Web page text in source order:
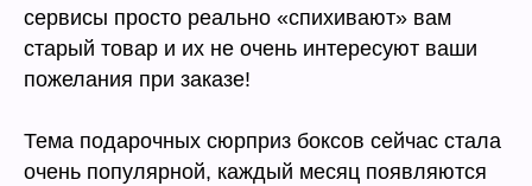
сервисы просто реально «спихивают» вам
старый товар и их не очень интересуют ваши
пожелания при заказе!
Тема подарочных сюрприз боксов сейчас стала
очень популярной, каждый месяц появляются